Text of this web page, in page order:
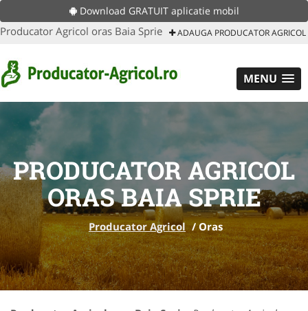
Download GRATUIT aplicatie mobil
Producator Agricol oras Baia Sprie ADAUGA PRODUCATOR AGRICOL
MENU
PRODUCATOR AGRICOL
ORAS BAIA SPRIE
Producator Agricol /Oras